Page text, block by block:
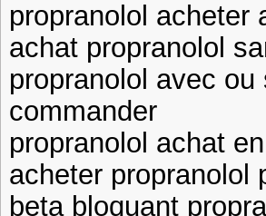
propranolol acheter
achat propranolol
propranolol avec
commander
propranolol achat
acheter propranolol
beta bloquant